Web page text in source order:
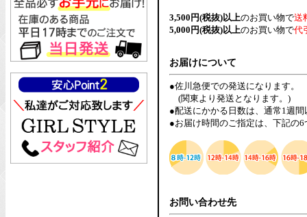
3,500円(税抜)以上のお買い物で送
5,000円(税抜)以上のお買い物で代
お届けについて
●佐川急便での発送になります。
(関東より発送となります。)
●配送にかかる日数は、通常1週
●お届け時間のご指定は、下記の
お問い合わせ先